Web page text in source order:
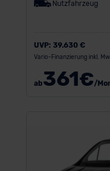
Nutzfahrzeug
UVP: 39.630 €
Vario-Finanzierung inkl.
ab361€/